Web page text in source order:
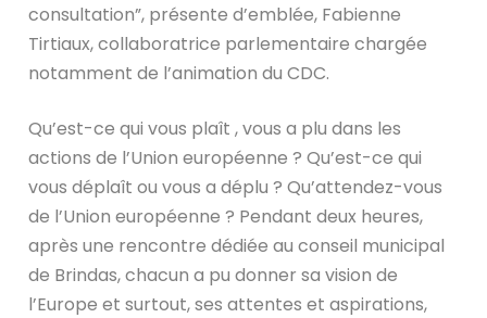
consultation”, présente d’emblée, Fabienne
Tirtiaux, collaboratrice parlementaire chargée
notamment de l’animation du CDC.
Qu’est-ce qui vous plaît , vous a plu dans les
actions de l’Union européenne ? Qu’est-ce qui
vous déplaît ou vous a déplu ? Qu’attendez-vous
de l’Union européenne ? Pendant deux heures,
après une rencontre dédiée au conseil municipal
de Brindas, chacun a pu donner sa vision de
l’Europe et surtout, ses attentes et aspirations,